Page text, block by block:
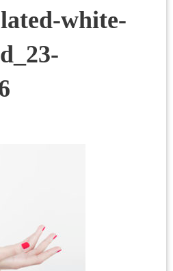
white-